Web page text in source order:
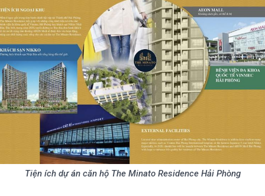
Tiện ích dự án căn hộ The Minato Residence Hải Phòng